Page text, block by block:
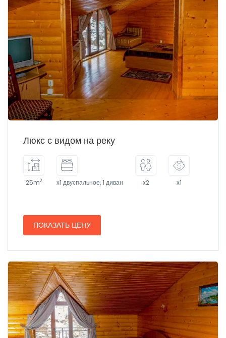
Люкс с видом на реку
25m2 x1 двуспальное, 1 диван x2 x1
ПОКАЗАТЬ ЦЕНУ